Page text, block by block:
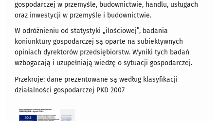
gospodarczej w przemyśle, budownictwie, handlu, usługach
oraz inwestycji w przemyśle i budownictwie.
W odróżnieniu od statystyki „ilościowej”, badania
koniunktury gospodarczej są oparte na subiektywnych
opiniach dyrektorów przedsiębiorstw. Wyniki tych badań
wzbogacają i uzupełniają wiedzę o sytuacji gospodarczej.
Przekroje: dane prezentowane są według klasyfikacji
działalności gospodarczej PKD 2007